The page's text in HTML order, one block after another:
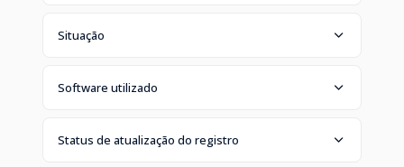
Situação
Software utilizado
Status de atualização do registro